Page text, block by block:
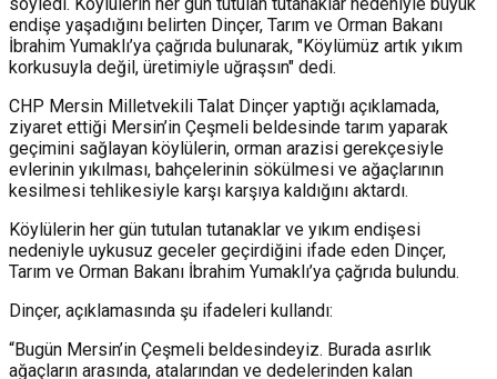
endişe yaşadığını belirten Dinçer, Tarım ve Orman Bakanı
İbrahim Yumaklı’ya çağrıda bulunarak, "Köylümüz artık yıkım
korkusuyla değil, üretimiyle uğraşsın" dedi.
CHP Mersin Milletvekili Talat Dinçer yaptığı açıklamada,
ziyaret ettiği Mersin’in Çeşmeli beldesinde tarım yaparak
geçimini sağlayan köylülerin, orman arazisi gerekçesiyle
evlerinin yıkılması, bahçelerinin sökülmesi ve ağaçlarının
kesilmesi tehlikesiyle karşı karşıya kaldığını aktardı.
Köylülerin her gün tutulan tutanaklar ve yıkım endişesi
nedeniyle uykusuz geceler geçirdiğini ifade eden Dinçer,
Tarım ve Orman Bakanı İbrahim Yumaklı’ya çağrıda bulundu.
Dinçer, açıklamasında şu ifadeleri kullandı:
“Bugün Mersin’in Çeşmeli beldesindeyiz. Burada asırlık
ağaçların arasında, atalarından ve dedelerinden kalan